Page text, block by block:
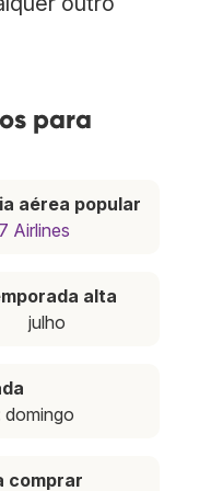
para
aérea popular
Airlines
alta
julho
domingo
comprar